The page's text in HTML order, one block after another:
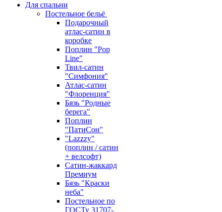
Для спальни
Постельное бельё
Подарочный
атлас-сатин в
коробке
Поплин "Pop
Line"
Твил-сатин
"Симфония"
Атлас-сатин
"Флоренция"
Бязь "Родные
берега"
Поплин
"ПатиСон"
"Lazzzy"
(поплин / сатин
+ велсофт)
Сатин-жаккард
Премиум
Бязь "Краски
неба"
Постельное по
ГОСТу 31707-